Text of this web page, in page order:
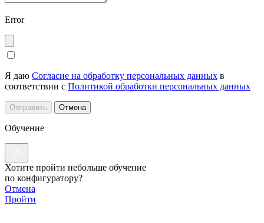
Error
Я даю Согласие на обработку персональных данных в
соответствии с Политикой обработки персональных данных
Отправить Отмена
Обучение
Хотите пройти небольше обучение
по конфигуратору?
Отмена
Пройти